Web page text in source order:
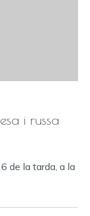
i russa
de la tarda, a la